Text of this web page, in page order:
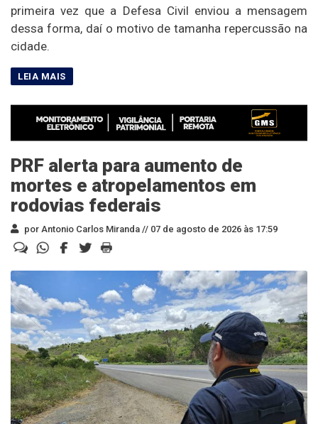
primeira vez que a Defesa Civil enviou a mensagem
dessa forma, daí o motivo de tamanha repercussão na
cidade.
PRF alerta para aumento de
mortes e atropelamentos em
rodovias federais
por Antonio Carlos Miranda // 07 de agosto de 2026 às 17:59